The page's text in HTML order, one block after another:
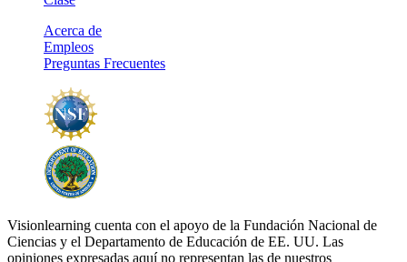
Acerca de
Empleos
Preguntas Frecuentes
Visionlearning cuenta con el apoyo de la Fundación Nacional de
Ciencias y el Departamento de Educación de EE. UU. Las
opiniones expresadas aquí no representan las de nuestros